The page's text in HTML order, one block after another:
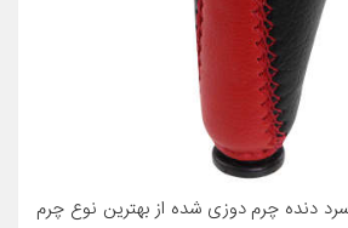
دنده چرم دوزی شده از بهترین نوع چرم